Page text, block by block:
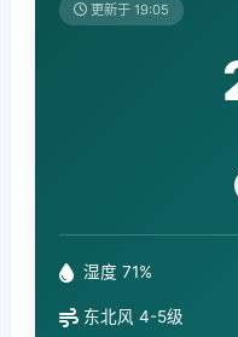
更新于 19:05
湿度 71%
东北风 4-5级